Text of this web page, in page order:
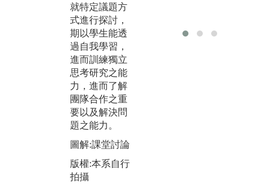
就特定議題方
式進行探討，
期以學生能透
過自我學習，
進而訓練獨立
思考研究之能
力，進而了解
團隊合作之重
要以及解決問
題之能力。
圖解:課堂討論
版權:本系自行
拍攝
堂，從各種面